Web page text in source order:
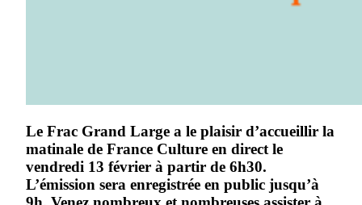
Le Frac Grand Large a le plaisir d’accueillir la
matinale de France Culture en direct le
vendredi 13 février à partir de 6h30.
L’émission sera enregistrée en public jusqu’à